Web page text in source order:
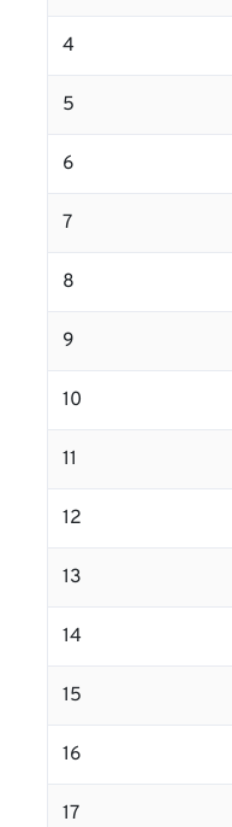
4
5
6
7
8
9
10
11
12
13
14
15
16
17